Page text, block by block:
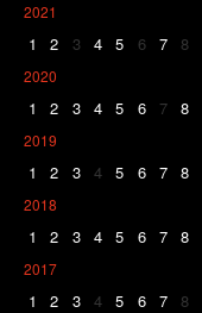
2021
1 2 3 4 5 6 7 8
2020
1 2 3 4 5 6 7 8
2019
1 2 3 4 5 6 7 8
2018
1 2 3 4 5 6 7 8
2017
1 2 3 4 5 6 7 8